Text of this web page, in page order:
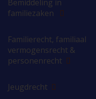
Bemiddeling in
familiezaken
Familierecht, familiaal
vermogensrecht &
personenrecht
Jeugdrecht